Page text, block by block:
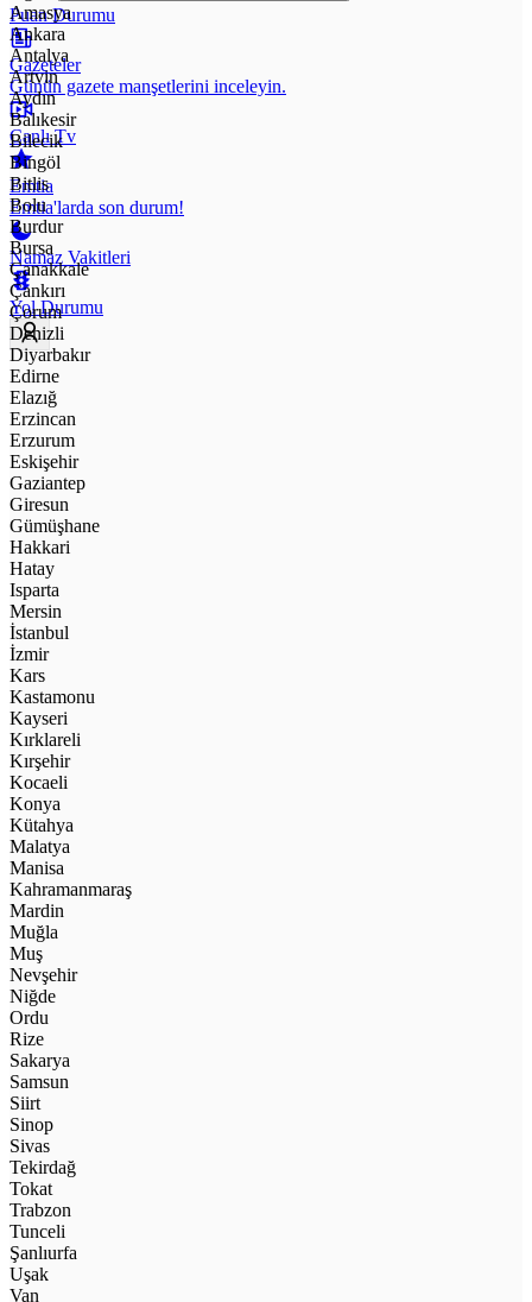
Puan Durumu
Gazeteler
Günün gazete manşetlerini inceleyin.
Canlı Tv
Emtia
Emtia'larda son durum!
Namaz Vakitleri
Yol Durumu
Amasya
Ankara
Antalya
Artvin
Aydın
Balıkesir
Bilecik
Bingöl
Bitlis
Bolu
Burdur
Bursa
Çanakkale
Çankırı
Çorum
Denizli
Diyarbakır
Edirne
Elazığ
Erzincan
Erzurum
Eskişehir
Gaziantep
Giresun
Gümüşhane
Hakkari
Hatay
Isparta
Mersin
İstanbul
İzmir
Kars
Kastamonu
Kayseri
Kırklareli
Kırşehir
Kocaeli
Konya
Kütahya
Malatya
Manisa
Kahramanmaraş
Mardin
Muğla
Muş
Nevşehir
Niğde
Ordu
Rize
Sakarya
Samsun
Siirt
Sinop
Sivas
Tekirdağ
Tokat
Trabzon
Tunceli
Şanlıurfa
Uşak
Van